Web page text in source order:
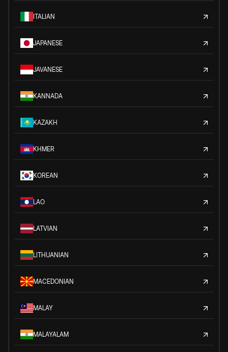
ITALIAN
JAPANESE
JAVANESE
KANNADA
KAZAKH
KHMER
KOREAN
LAO
LATVIAN
LITHUANIAN
MACEDONIAN
MALAY
MALAYALAM